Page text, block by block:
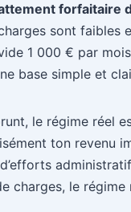
forfaitaire
sont
1 000 € par
base simple et
le régime réel
ton revenu
charges, le